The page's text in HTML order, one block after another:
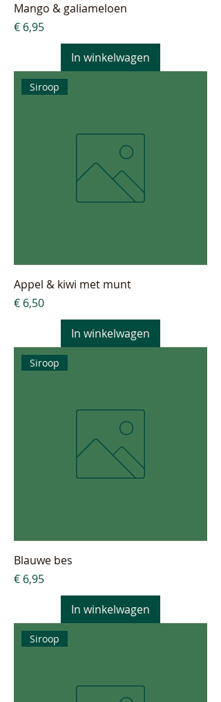
Mango & galiameloen
Prijs
€ 6,95
In winkelwagen
Siroop
Appel & kiwi met munt
Prijs
€ 6,50
In winkelwagen
Siroop
Blauwe bes
Prijs
€ 6,95
In winkelwagen
Siroop